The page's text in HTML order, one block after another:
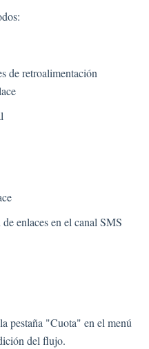
de retroalimentación
enlaces en el canal SMS
pestaña "Cuota" en el menú
del flujo.